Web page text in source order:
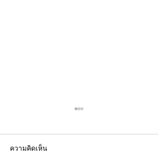
ความคิดเห็น